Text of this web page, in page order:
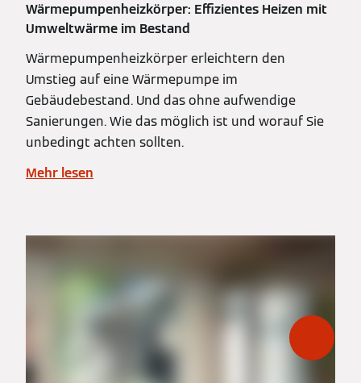
Wärmepumpenheizkörper: Effizientes Heizen mit
Umweltwärme im Bestand
Wärmepumpenheizkörper erleichtern den
Umstieg auf eine Wärmepumpe im
Gebäudebestand. Und das ohne aufwendige
Sanierungen. Wie das möglich ist und worauf Sie
unbedingt achten sollten.
Mehr lesen